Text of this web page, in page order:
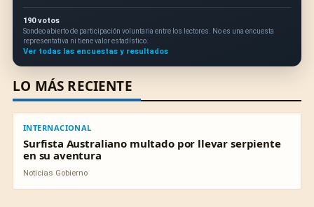
190 votos
Sondeo abierto de participación voluntaria entre los lectores. No es una encuesta
representativa ni tiene valor estadístico.
Ver todas las encuestas y resultados
LO MÁS RECIENTE
INTERNACIONAL
Surfista Australiano multado por llevar serpiente
en su aventura
Noticias Gobierno